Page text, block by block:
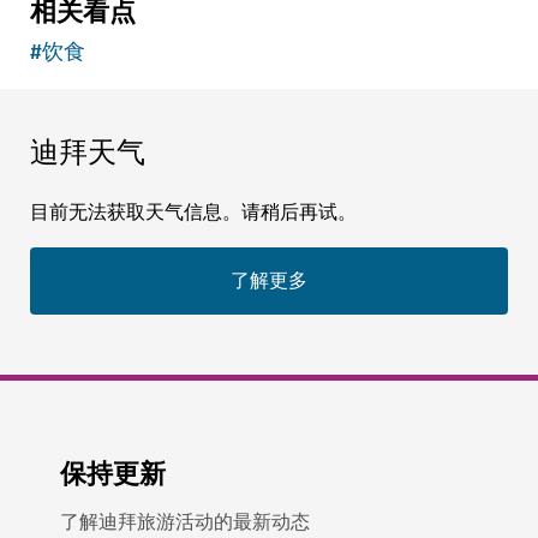
相关看点
#饮食
迪拜天气
目前无法获取天气信息。请稍后再试。
了解更多
保持更新
了解迪拜旅游活动的最新动态